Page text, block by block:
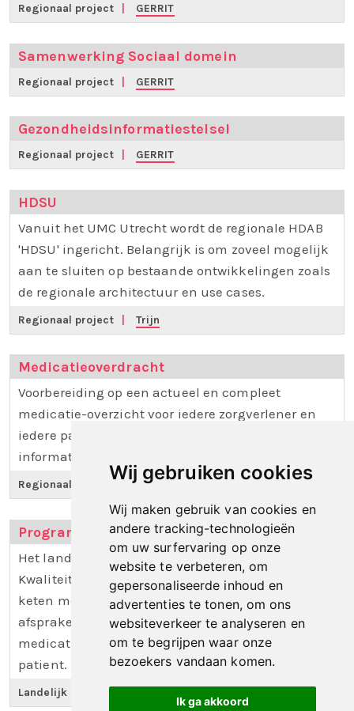
Wij gebruiken cookies
Wij maken gebruik van cookies en
andere tracking-technologieën
om uw surfervaring op onze
website te verbeteren, om
gepersonaliseerde inhoud en
advertenties te tonen, om ons
websiteverkeer te analyseren en
om te begrijpen waar onze
bezoekers vandaan komen.
Ik ga akkoord
Regionaal project GERRIT
Samenwerking Sociaal domein
Regionaal project GERRIT
Gezondheidsinformatiestelsel
Regionaal project GERRIT
HDSU
Vanuit het UMC Utrecht wordt de regionale HDAB
'HDSU' ingericht. Belangrijk is om zoveel mogelijk
aan te sluiten op bestaande ontwikkelingen zoals
de regionale architectuur en use cases.
Regionaal project Trijn
Medicatieoverdracht
Voorbereiding op een actueel en compleet
medicatie-overzicht voor iedere zorgverlener en
iedere patiënt conform de landelijke
informatiestandaard Medicatieproces 9.
Regionaal project Sigra
Programma Medicatieoverdracht
Het landelijk programma implementeert de
Kwaliteitsrichtlijn Medicatieoverdracht in de
keten met drie informatiestandaarden en een set
afspraken. Het doel is een compleet en actueel
medicatieoverzicht voor alle zorgverleners én de
patient.
Landelijk programma